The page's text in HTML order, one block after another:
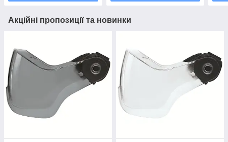
Акційні пропозиції та новинки